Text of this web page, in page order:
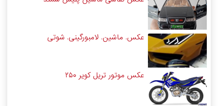
عکس. ماشین. لامبورگینی. شوتی
عکس موتور تریل کویر ۲۵۰